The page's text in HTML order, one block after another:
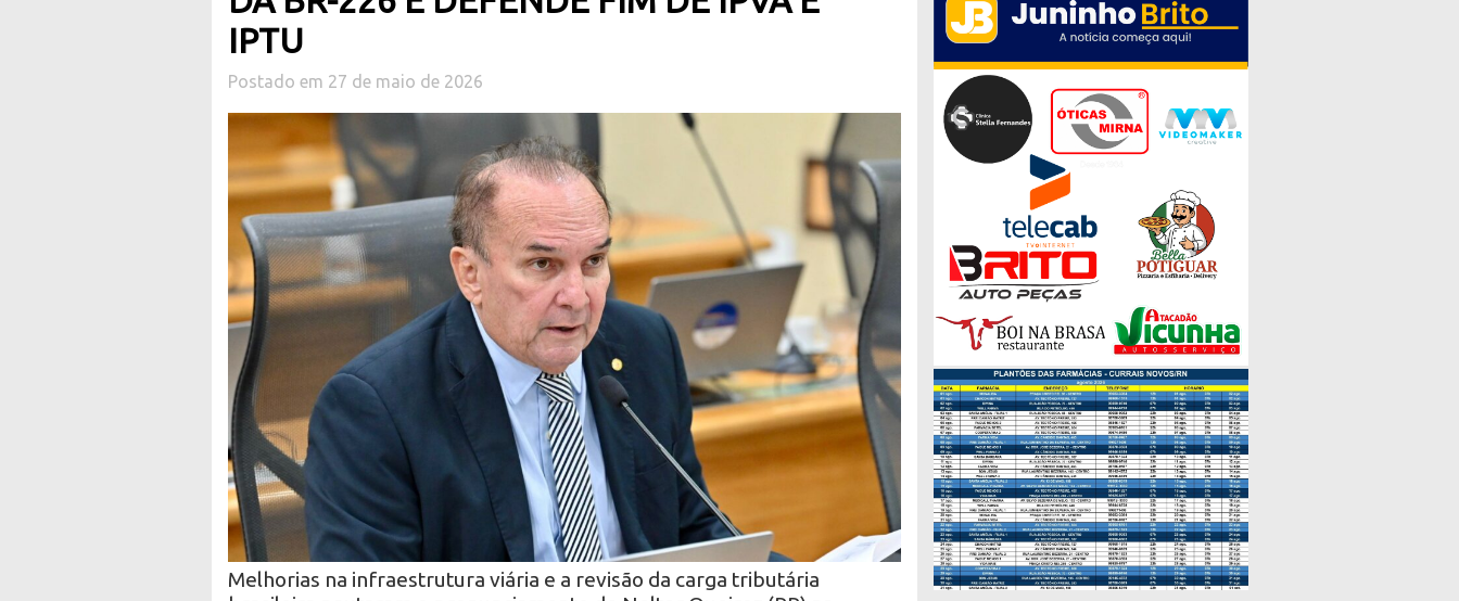
IPTU
Postado em 27 de maio de 2026
Melhorias na infraestrutura viária e a revisão da carga tributária